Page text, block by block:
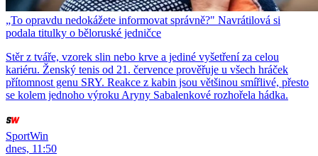
„To opravdu nedokážete informovat správně?" Navrátilová si
podala titulky o běloruské jedničce
Stěr z tváře, vzorek slin nebo krve a jediné vyšetření za celou
kariéru. Ženský tenis od 21. července prověřuje u všech hráček
přítomnost genu SRY. Reakce z kabin jsou většinou smířlivé, přesto
se kolem jednoho výroku Aryny Sabalenkové rozhořela hádka.
SportWin
dnes, 11:50